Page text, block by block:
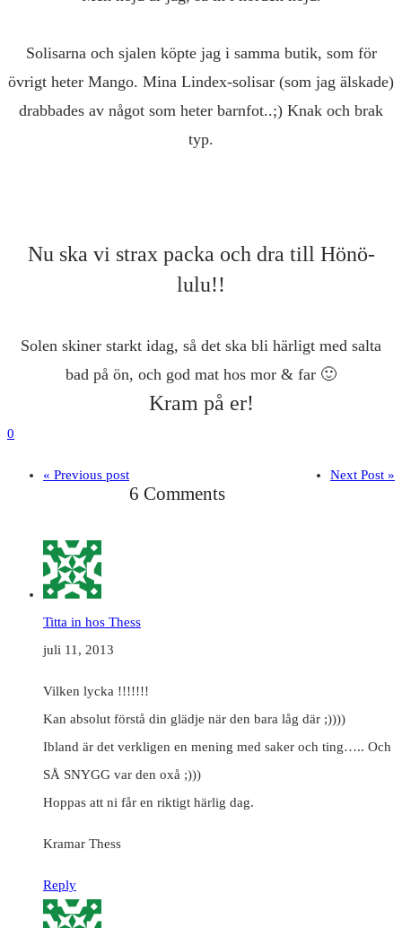
Solisarna och sjalen köpte jag i samma butik, som för
övrigt heter Mango. Mina Lindex-solisar (som jag älskade)
drabbades av något som heter barnfot..;) Knak och brak
typ.
Nu ska vi strax packa och dra till Hönö-
lulu!!
Solen skiner starkt idag, så det ska bli härligt med salta
bad på ön, och god mat hos mor & far 🙂
Kram på er!
0
« Previous post Next Post »
6 Comments
Titta in hos Thess
juli 11, 2013
Vilken lycka !!!!!!!
Kan absolut förstå din glädje när den bara låg där ;))))
Ibland är det verkligen en mening med saker och ting….. Och
SÅ SNYGG var den oxå ;)))
Hoppas att ni får en riktigt härlig dag.
Kramar Thess
Reply